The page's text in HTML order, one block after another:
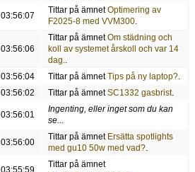
03:56:07
Tittar på ämnetOptimering av
F2025-8 med VVM300.
03:56:06
Tittar på ämnetOm städning och
koll av systemet årskoll och var 14
dag..
03:56:04 Tittar på ämnetTips på ny laptop?.
03:56:02 Tittar på ämnetSC1332 gasbrist.
03:56:01
Ingenting, eller inget som du kan
se...
03:56:00
Tittar på ämnet Ersätta spotlights
med gu10 50w med vad?.
03:55:59
Tittar på ämnet